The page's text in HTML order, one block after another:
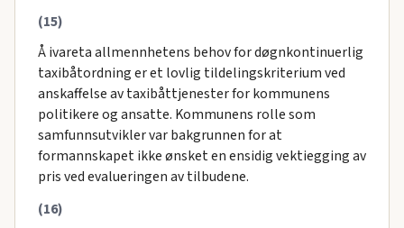
(15)
Å ivareta allmennhetens behov for døgnkontinuerlig
taxibåtordning er et lovlig tildelingskriterium ved
anskaffelse av taxibåttjenester for kommunens
politikere og ansatte. Kommunens rolle som
samfunnsutvikler var bakgrunnen for at
formannskapet ikke ønsket en ensidig vektiegging av
pris ved evalueringen av tilbudene.
(16)